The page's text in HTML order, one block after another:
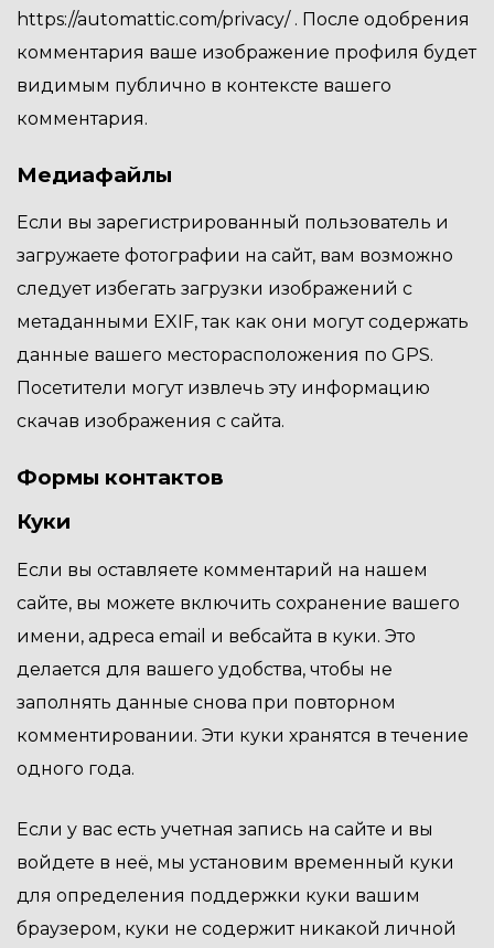
https://automattic.com/privacy/ . После одобрения
комментария ваше изображение профиля будет
видимым публично в контексте вашего
комментария.
Медиафайлы
Если вы зарегистрированный пользователь и
загружаете фотографии на сайт, вам возможно
следует избегать загрузки изображений с
метаданными EXIF, так как они могут содержать
данные вашего месторасположения по GPS.
Посетители могут извлечь эту информацию
скачав изображения с сайта.
Формы контактов
Куки
Если вы оставляете комментарий на нашем
сайте, вы можете включить сохранение вашего
имени, адреса email и вебсайта в куки. Это
делается для вашего удобства, чтобы не
заполнять данные снова при повторном
комментировании. Эти куки хранятся в течение
одного года.
Если у вас есть учетная запись на сайте и вы
войдете в неё, мы установим временный куки
для определения поддержки куки вашим
браузером, куки не содержит никакой личной